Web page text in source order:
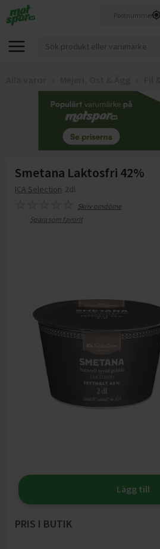
Smetana Laktosfri 42%
ICA Selection 2dl
Skriv omdöme
Spara som favorit
Lägg till
PRIS I BUTIK